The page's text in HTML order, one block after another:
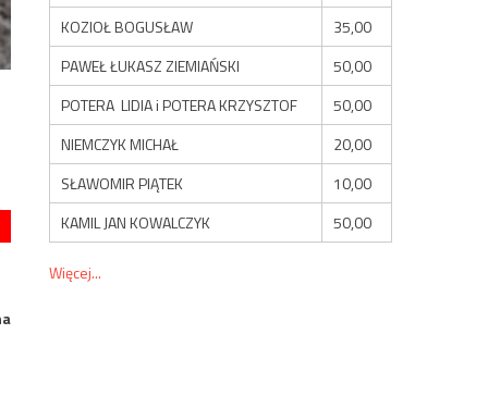
KOZIOŁ BOGUSŁAW
35,00
PAWEŁ ŁUKASZ ZIEMIAŃSKI
50,00
POTERA LIDIA i POTERA KRZYSZTOF
50,00
NIEMCZYK MICHAŁ
20,00
SŁAWOMIR PIĄTEK
10,00
KAMIL JAN KOWALCZYK
50,00
Więcej...